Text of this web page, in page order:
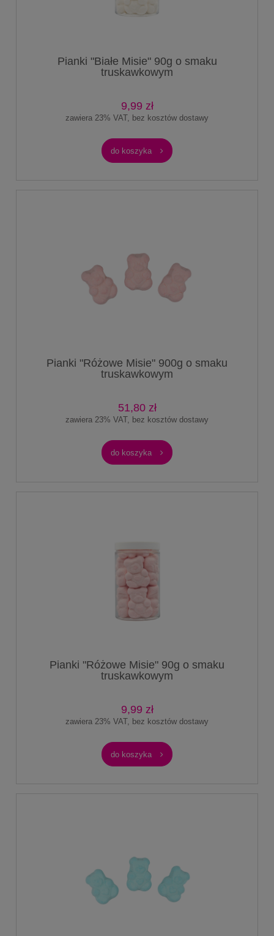
Pianki "Białe Misie" 90g o smaku
truskawkowym
9,99 zł
zawiera 23% VAT, bez kosztów dostawy
do koszyka
Pianki "Różowe Misie" 900g o smaku
truskawkowym
51,80 zł
zawiera 23% VAT, bez kosztów dostawy
do koszyka
Pianki "Różowe Misie" 90g o smaku
truskawkowym
9,99 zł
zawiera 23% VAT, bez kosztów dostawy
do koszyka